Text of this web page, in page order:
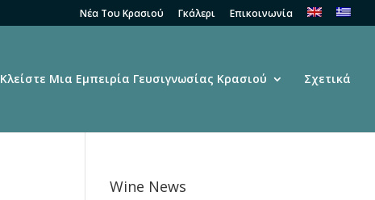
Νέα Του Κρασιού Γκάλερι Επικοινωνία
Κλείστε Μια Εμπειρία Γευσιγνωσίας Κρασιού Σχετικά
Wine News